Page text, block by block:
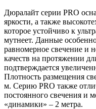
Дюралайт серии PRO
яркости, а также
которое устойчиво к
мутнеет. Данные
равномерное свечение и
качеств на протяжении
подтверждается
Плотность размещения
м. Серию PRO также
постоянного свечения и
«динамики» – 2 метра.